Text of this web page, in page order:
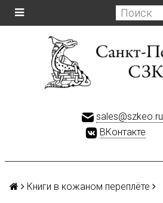
sales@szkeo.ru
ВКонтакте
Книги в кожаном переплёте